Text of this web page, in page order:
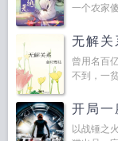
一个农家
无解关
曾用名百
不到，一
开局一
以战锤之